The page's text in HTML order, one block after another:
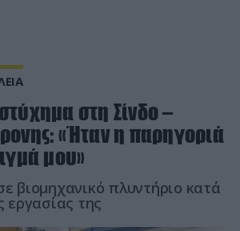
στη Σίνδο –
«Ήταν η παρηγοριά
μου»
βιομηχανικό πλυντήριο κατά
εργασίας της